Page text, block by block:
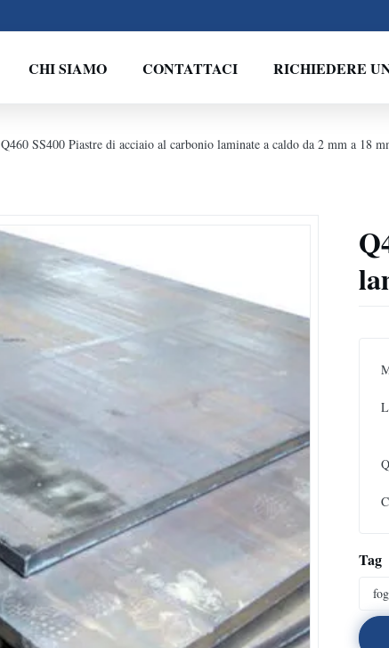
CHI SIAMO CONTATTACI RICHIEDERE
Q460 SS400 Piastre di acciaio al carbonio laminate a caldo da 2 mm a 18
Tag